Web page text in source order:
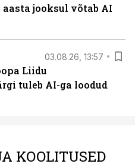
jooksul võtab AI
03.08.26, 13:57
Liidu
tuleb AI-ga loodud
KOOLITUSED